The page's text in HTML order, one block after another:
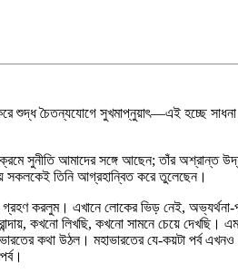
শুদ্ধ চৈতন্যযোগে সুখমাপ্নুয়াৎ—এই হচ্ছে
আমাদের সঙ্গে আছেন; তাঁর অশ্রান্ত
সকলকেই তিনি আগ্রহান্বিত করে তুলেছেন।
করলুম। এখানে লোকের ভিড় নেই, অভ্যর্থনা-
কখনো লিখছি, কখনো সামনে চেয়ে
কথা উঠল। মহাভারতের যে-কয়টা পর্ব এখনও